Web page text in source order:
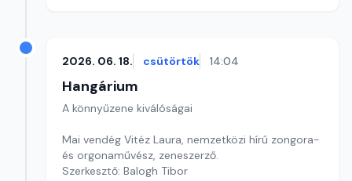
2026. 06. 18. csütörtök 14:04
Hangárium
A könnyűzene kiválóságai
Mai vendég Vitéz Laura, nemzetközi hírű zongora-
és orgonaművész, zeneszerző.
Szerkesztő: Balogh Tibor